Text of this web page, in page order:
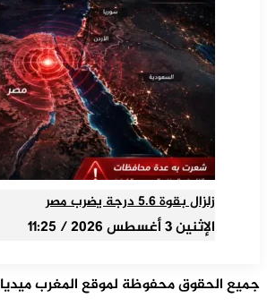
زلزال بقوة 5.6 درجة يضرب مصر
الإثنين 3 أغسطس 2026 / 11:25
جميع الحقوق محفوظة لموقع المغرب ميديا 2026 ©